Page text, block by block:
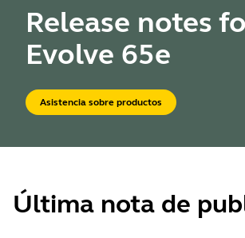
Release notes
Evolve 65e
Asistencia sobre productos
Última nota de